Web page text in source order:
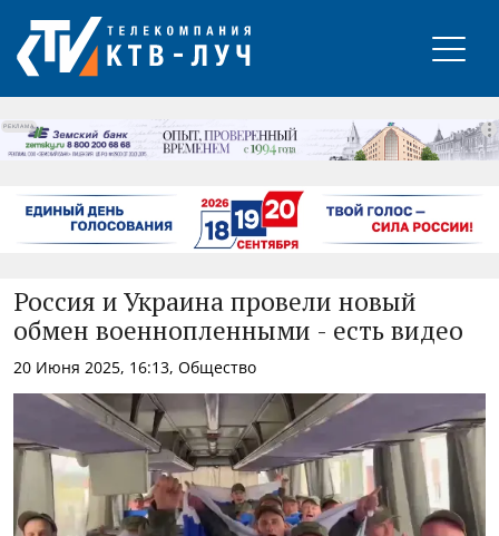
РЕКЛАМА
Россия и Украина провели новый
обмен военнопленными - есть видео
20 Июня 2025, 16:13, Общество